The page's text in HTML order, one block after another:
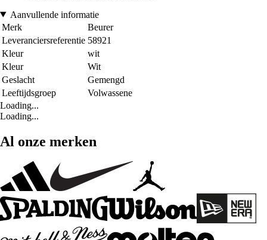
Aanvullende informatie
Merk
Beurer
Leveranciersreferentie 58921
Kleur
wit
Kleur
Wit
Geslacht
Gemengd
Leeftijdsgroep
Volwassene
Loading...
Loading...
Al onze merken